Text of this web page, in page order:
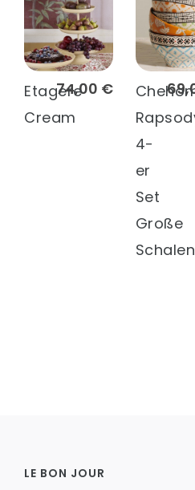
74,00 €
Etagere
Cream
4-
er
Set
Große
Schalen
LE BON JOUR